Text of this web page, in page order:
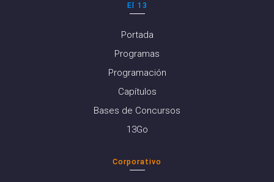
El 13
Portada
Programas
Programación
Capítulos
Bases de Concursos
13Go
Corporativo